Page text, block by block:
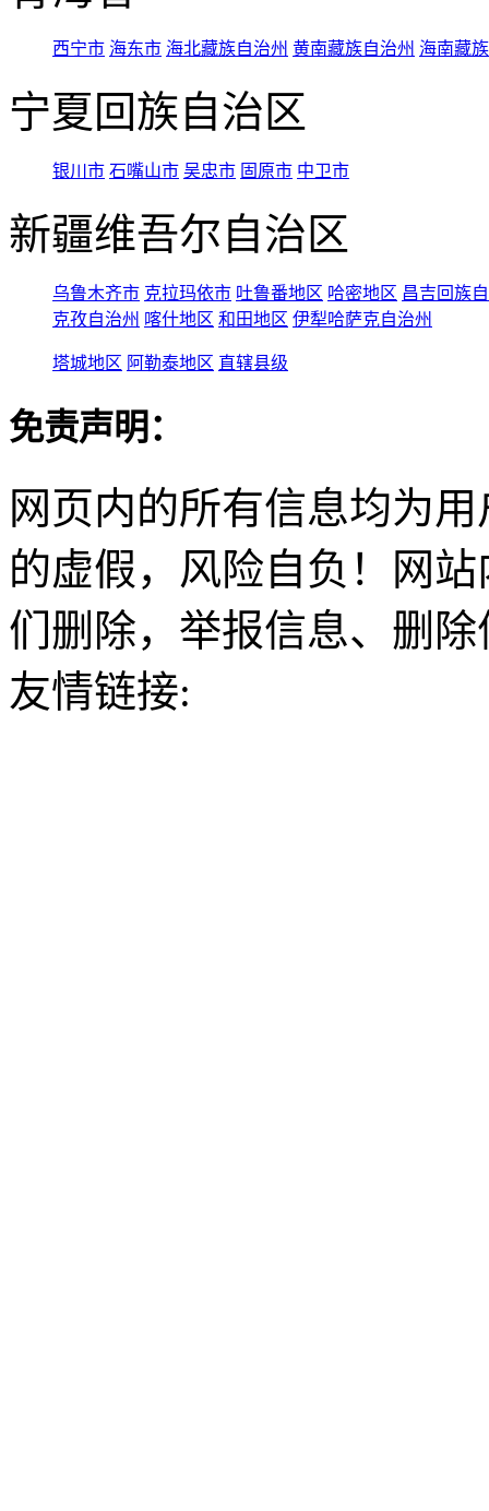
西宁市 海东市 海北藏族自治州 黄南藏族自治州 海南藏
宁夏回族自治区
银川市 石嘴山市 吴忠市 固原市 中卫市
新疆维吾尔自治区
乌鲁木齐市 克拉玛依市 吐鲁番地区 哈密地区 昌吉回族
克孜自治州 喀什地区 和田地区 伊犁哈萨克自治州
塔城地区 阿勒泰地区 直辖县级
免责声明：
网页内的所有信息均为
的虚假，风险自负！网
们删除，举报信息、删
友情链接: